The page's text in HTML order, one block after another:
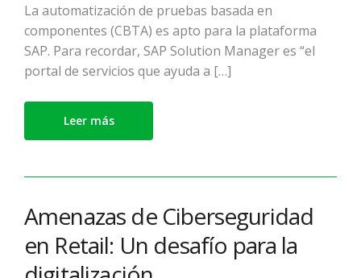
La automatización de pruebas basada en
componentes (CBTA) es apto para la plataforma
SAP. Para recordar, SAP Solution Manager es “el
portal de servicios que ayuda a […]
Leer más
Amenazas de Ciberseguridad
en Retail: Un desafío para la